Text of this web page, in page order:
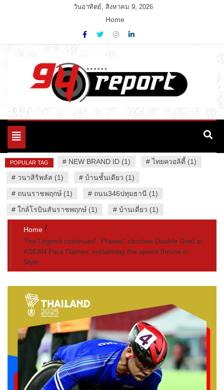
วันอาทิตย์, สิงหาคม 9, 2026
Home
94 Report.com
Variety News
Toggle
POPULAR TAG # NEW BRAND ID (1) #ไทยควอลิตี้ (1)
# วนาสิริพลัส (1) # บ้านชั้นเดียว (1)
# ถนนราชพฤกษ์ (1) # ถนน346ปทุมธานี (1)
# ใกล้โรบินสันราชพฤกษ์ (1) # บ้านเดี่ยว (1)
Home
The Legend continues! “Prawat” clinches Double Gold at
ASEAN Para Games, reclaiming the speed throne in
Style